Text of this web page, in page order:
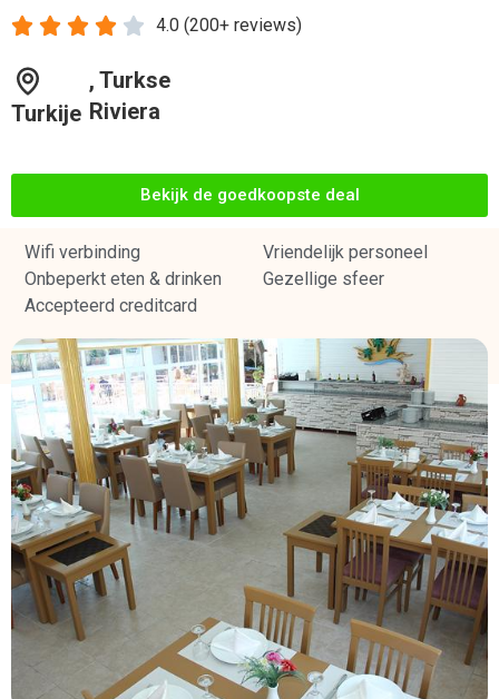
4.0 (200+ reviews)
    
Turkije
, Turkse
Riviera
Bekijk de goedkoopste deal
Wifi verbinding
Vriendelijk personeel
Onbeperkt eten & drinken
Gezellige sfeer
Accepteerd creditcard